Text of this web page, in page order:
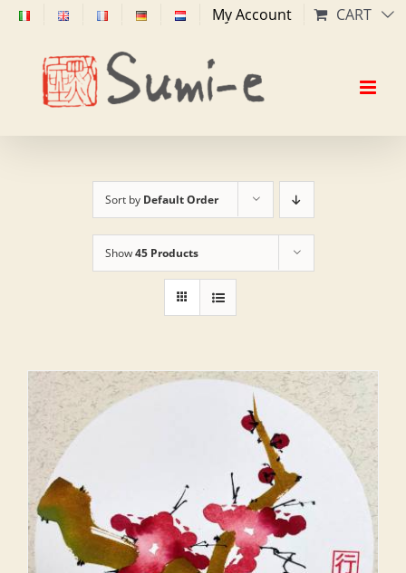
Skip
content
My Account CART
Sort by Default Order
Show45 Products